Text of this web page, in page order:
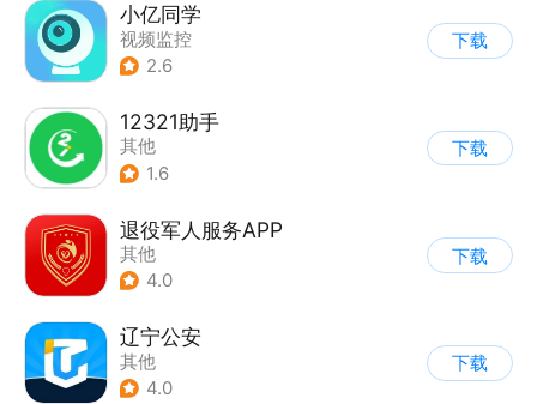
小亿同学
视频监控
2.6
下载
12321助手
其他
1.6
下载
退役军人服务APP
其他
4.0
下载
辽宁公安
其他
4.0
下载